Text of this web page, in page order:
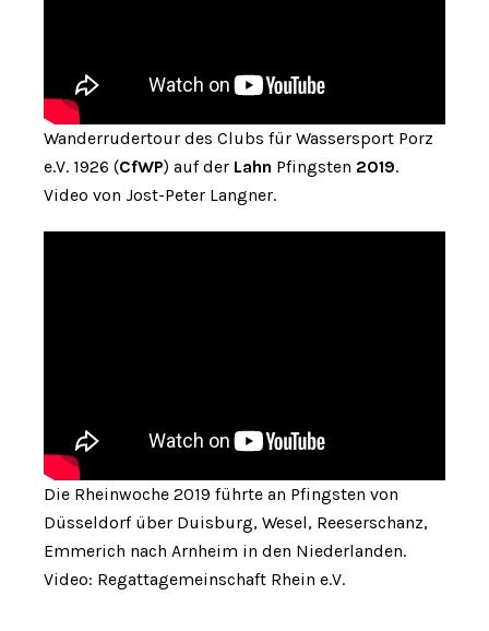
Wanderrudertour des Clubs für Wassersport Porz
e.V. 1926 (CfWP) auf der Lahn Pfingsten 2019.
Video von Jost-Peter Langner.
Die Rheinwoche 2019 führte an Pfingsten von
Düsseldorf über Duisburg, Wesel, Reeserschanz,
Emmerich nach Arnheim in den Niederlanden.
Video: Regattagemeinschaft Rhein e.V.